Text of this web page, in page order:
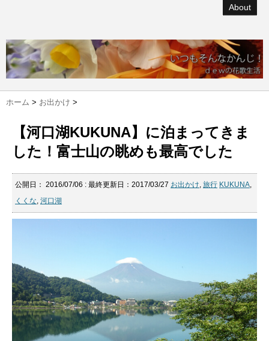
About
ホーム > お出かけ >
【河口湖KUKUNA】に泊まってきま
した！富士山の眺めも最高でした
公開日： 2016/07/06 : 最終更新日：2017/03/27 お出かけ, 旅行 KUKUNA,
くくな, 河口湖